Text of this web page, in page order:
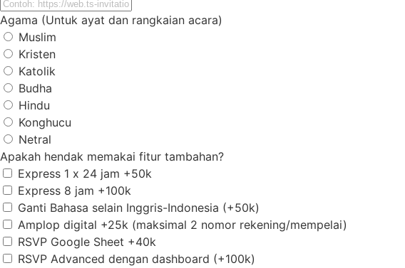
Agama (Untuk ayat dan rangkaian acara)
Muslim
Kristen
Katolik
Budha
Hindu
Konghucu
Netral
Apakah hendak memakai fitur tambahan?
Express 1 x 24 jam +50k
Express 8 jam +100k
Ganti Bahasa selain Inggris-Indonesia (+50k)
Amplop digital +25k (maksimal 2 nomor rekening/mempelai)
RSVP Google Sheet +40k
RSVP Advanced dengan dashboard (+100k)